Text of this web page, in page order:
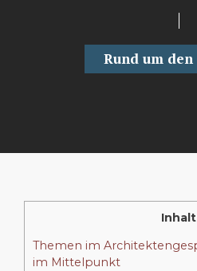
Rund um den
Inhalt
Themen im
im Mittelpunkt